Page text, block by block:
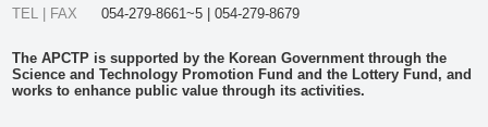
TEL | FAX
054-279-8661~5 | 054-279-8679
The APCTP is supported by the Korean Government through the
Science and Technology Promotion Fund and the Lottery Fund, and
works to enhance public value through its activities.